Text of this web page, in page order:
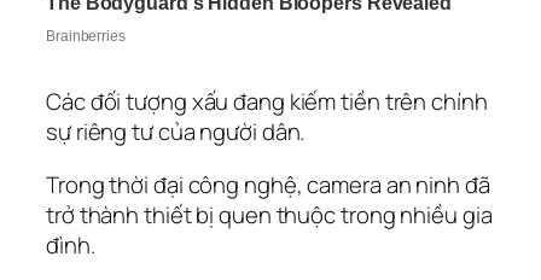
Các đối tượng xấu đang kiếm tiền trên chính
sự riêng tư của người dân.
Trong thời đại công nghệ, camera an ninh đã
trở thành thiết bị quen thuộc trong nhiều gia
đình.